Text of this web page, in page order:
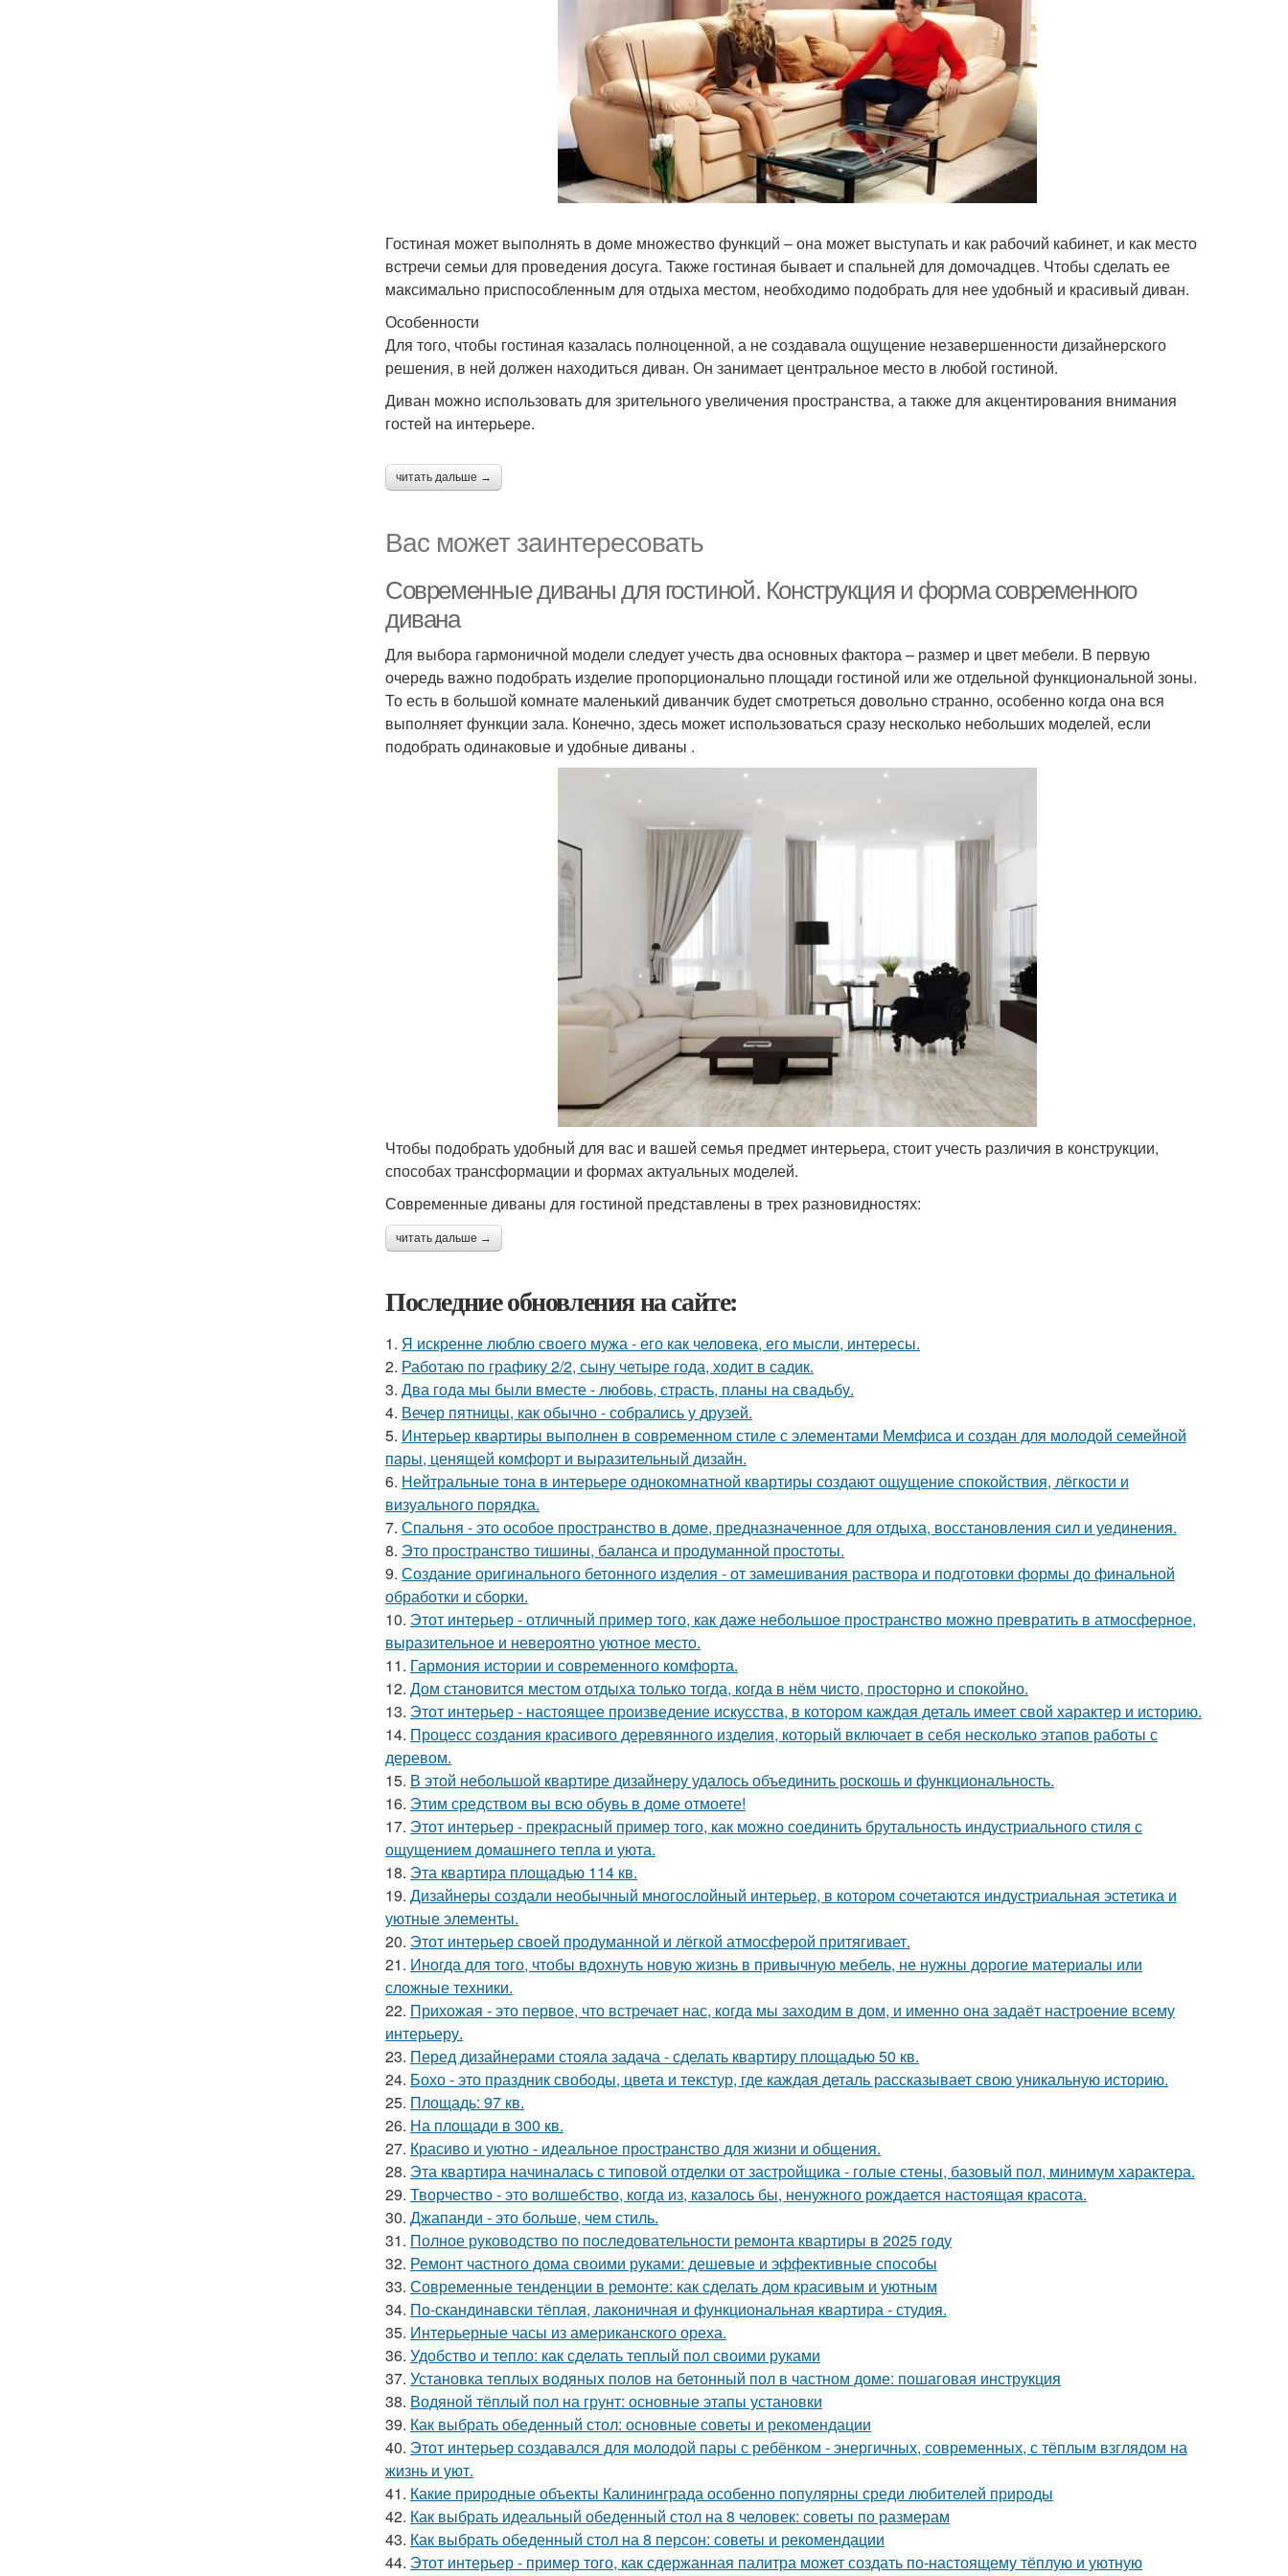
Гостиная может выполнять в доме множество функций – она может выступать и как рабочий кабинет, и как место
встречи семьи для проведения досуга. Также гостиная бывает и спальней для домочадцев. Чтобы сделать ее
максимально приспособленным для отдыха местом, необходимо подобрать для нее удобный и красивый диван.
Особенности
Для того, чтобы гостиная казалась полноценной, а не создавала ощущение незавершенности дизайнерского
решения, в ней должен находиться диван. Он занимает центральное место в любой гостиной.
Диван можно использовать для зрительного увеличения пространства, а также для акцентирования внимания
гостей на интерьере.
читать дальше →
Вас может заинтересовать
Современные диваны для гостиной. Конструкция и форма современного
дивана
Для выбора гармоничной модели следует учесть два основных фактора – размер и цвет мебели. В первую
очередь важно подобрать изделие пропорционально площади гостиной или же отдельной функциональной зоны.
То есть в большой комнате маленький диванчик будет смотреться довольно странно, особенно когда она вся
выполняет функции зала. Конечно, здесь может использоваться сразу несколько небольших моделей, если
подобрать одинаковые и удобные диваны .
Чтобы подобрать удобный для вас и вашей семья предмет интерьера, стоит учесть различия в конструкции,
способах трансформации и формах актуальных моделей.
Современные диваны для гостиной представлены в трех разновидностях:
читать дальше →
Последние обновления на сайте:
1. Я искренне люблю своего мужа - его как человека, его мысли, интересы.
2. Работаю по графику 2/2, сыну четыре года, ходит в садик.
3. Два года мы были вместе - любовь, страсть, планы на свадьбу.
4. Вечер пятницы, как обычно - собрались у друзей.
5. Интерьер квартиры выполнен в современном стиле с элементами Мемфиса и создан для молодой семейной
пары, ценящей комфорт и выразительный дизайн.
6. Нейтральные тона в интерьере однокомнатной квартиры создают ощущение спокойствия, лёгкости и
визуального порядка.
7. Спальня - это особое пространство в доме, предназначенное для отдыха, восстановления сил и уединения.
8. Это пространство тишины, баланса и продуманной простоты.
9. Создание оригинального бетонного изделия - от замешивания раствора и подготовки формы до финальной
обработки и сборки.
10. Этот интерьер - отличный пример того, как даже небольшое пространство можно превратить в атмосферное,
выразительное и невероятно уютное место.
11. Гармония истории и современного комфорта.
12. Дом становится местом отдыха только тогда, когда в нём чисто, просторно и спокойно.
13. Этот интерьер - настоящее произведение искусства, в котором каждая деталь имеет свой характер и историю.
14. Процесс создания красивого деревянного изделия, который включает в себя несколько этапов работы с
деревом.
15. В этой небольшой квартире дизайнеру удалось объединить роскошь и функциональность.
16. Этим средством вы всю обувь в доме отмоете!
17. Этот интерьер - прекрасный пример того, как можно соединить брутальность индустриального стиля с
ощущением домашнего тепла и уюта.
18. Эта квартира площадью 114 кв.
19. Дизайнеры создали необычный многослойный интерьер, в котором сочетаются индустриальная эстетика и
уютные элементы.
20. Этот интерьер своей продуманной и лёгкой атмосферой притягивает.
21. Иногда для того, чтобы вдохнуть новую жизнь в привычную мебель, не нужны дорогие материалы или
сложные техники.
22. Прихожая - это первое, что встречает нас, когда мы заходим в дом, и именно она задаёт настроение всему
интерьеру.
23. Перед дизайнерами стояла задача - сделать квартиру площадью 50 кв.
24. Бохо - это праздник свободы, цвета и текстур, где каждая деталь рассказывает свою уникальную историю.
25. Площадь: 97 кв.
26. На площади в 300 кв.
27. Красиво и уютно - идеальное пространство для жизни и общения.
28. Эта квартира начиналась с типовой отделки от застройщика - голые стены, базовый пол, минимум характера.
29. Творчество - это волшебство, когда из, казалось бы, ненужного рождается настоящая красота.
30. Джапанди - это больше, чем стиль.
31. Полное руководство по последовательности ремонта квартиры в 2025 году
32. Ремонт частного дома своими руками: дешевые и эффективные способы
33. Современные тенденции в ремонте: как сделать дом красивым и уютным
34. По-скандинавски тёплая, лаконичная и функциональная квартира - студия.
35. Интерьерные часы из американского ореха.
36. Удобство и тепло: как сделать теплый пол своими руками
37. Установка теплых водяных полов на бетонный пол в частном доме: пошаговая инструкция
38. Водяной тёплый пол на грунт: основные этапы установки
39. Как выбрать обеденный стол: основные советы и рекомендации
40. Этот интерьер создавался для молодой пары с ребёнком - энергичных, современных, с тёплым взглядом на
жизнь и уют.
41. Какие природные объекты Калининграда особенно популярны среди любителей природы
42. Как выбрать идеальный обеденный стол на 8 человек: советы по размерам
43. Как выбрать обеденный стол на 8 персон: советы и рекомендации
44. Этот интерьер - пример того, как сдержанная палитра может создать по-настоящему тёплую и уютную